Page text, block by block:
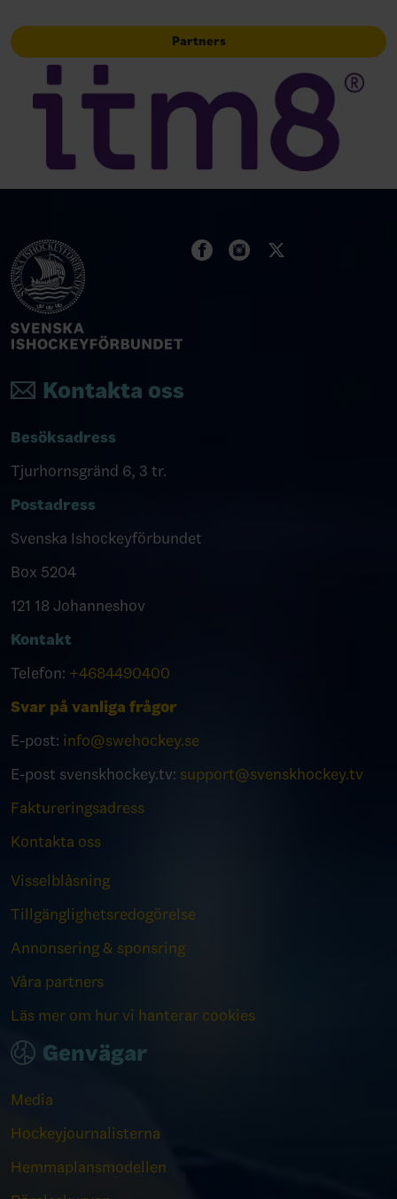
Partners
Kontakta oss
Besöksadress
Tjurhornsgränd 6, 3 tr.
Postadress
Svenska Ishockeyförbundet
Box 5204
121 18 Johanneshov
Kontakt
Telefon: +4684490400
Svar på vanliga frågor
E-post: info@swehockey.se
E-post svenskhockey.tv: support@svenskhockey.tv
Faktureringsadress
Kontakta oss
Visselblåsning
Tillgänglighetsredogörelse
Annonsering & sponsring
Våra partners
Läs mer om hur vi hanterar cookies
Genvägar
Media
Hockeyjournalisterna
Hemmaplansmodellen